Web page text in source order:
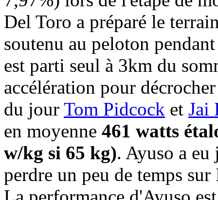
Del Toro a préparé le
soutenu au peloton
est parti seul à 3km du
accélération pour
du jour Tom Pidcock et Jai
en moyenne 461 watts
w/kg si 65 kg). Ayuso a eu
perdre un peu de temps